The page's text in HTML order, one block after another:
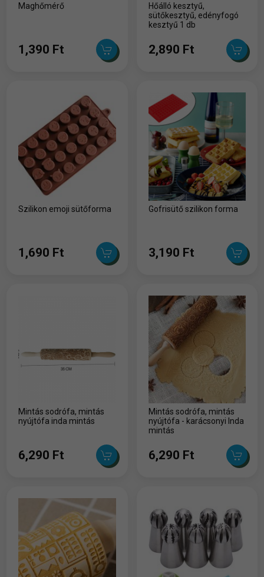
Maghőmérő
1,390 Ft
Hőálló kesztyű,
sütőkesztyű, edényfogó
kesztyű 1 db
2,890 Ft
Szilikon emoji sütőforma
1,690 Ft
Gofrisütő szilikon forma
3,190 Ft
Mintás sodrófa, mintás
nyújtófa inda mintás
6,290 Ft
Mintás sodrófa, mintás
nyújtófa - karácsonyi Inda
mintás
6,290 Ft